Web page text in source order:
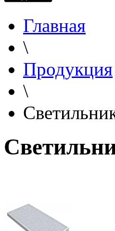
Главная
\
Продукция
\